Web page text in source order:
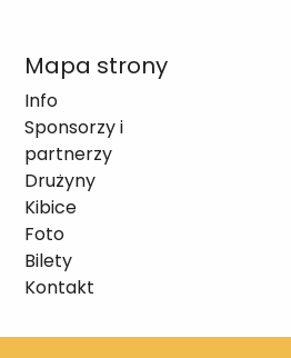
Mapa strony
Info
Sponsorzy i
partnerzy
Drużyny
Kibice
Foto
Bilety
Kontakt